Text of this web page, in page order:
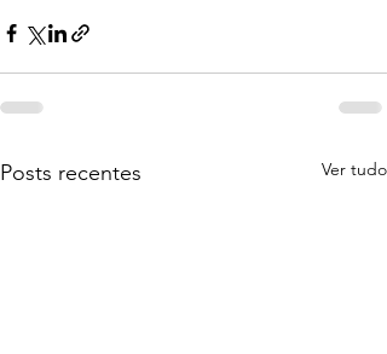
Posts recentes Ver tudo